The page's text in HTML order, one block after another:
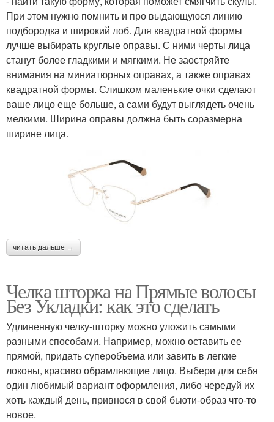
При этом нужно помнить и про выдающуюся линию
подбородка и широкий лоб. Для квадратной формы
лучше выбирать круглые оправы. С ними черты лица
станут более гладкими и мягкими. Не заостряйте
внимания на миниатюрных оправах, а также оправах
квадратной формы. Слишком маленькие очки сделают
ваше лицо еще больше, а сами будут выглядеть очень
мелкими. Ширина оправы должна быть соразмерна
ширине лица.
читать дальше →
Челка шторка на Прямые волосы
Без Укладки: как это сделать
Удлиненную челку-шторку можно уложить самыми
разными способами. Например, можно оставить ее
прямой, придать суперобъема или завить в легкие
локоны, красиво обрамляющие лицо. Выбери для себя
один любимый вариант оформления, либо чередуй их
хоть каждый день, привнося в свой бьюти-образ что-то
новое.